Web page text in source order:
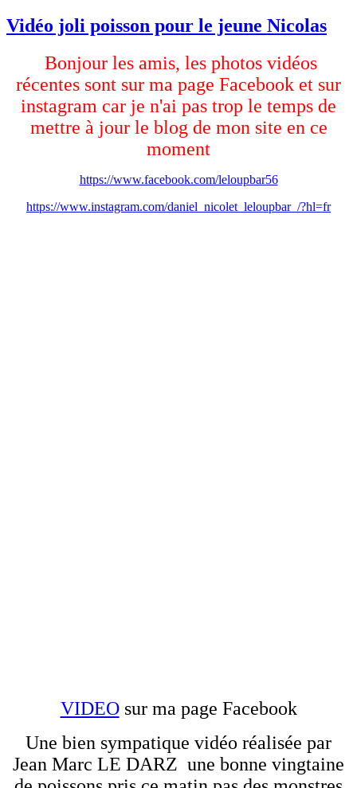
Vidéo joli poisson pour le jeune Nicolas
Bonjour les amis, les photos vidéos
récentes sont sur ma page Facebook et sur
instagram car je n'ai pas trop le temps de
mettre à jour le blog de mon site en ce
moment
https://www.facebook.com/leloupbar56
https://www.instagram.com/daniel_nicolet_leloupbar_/?hl=fr
VIDEOsur ma page Facebook
Une bien sympatique vidéo réalisée par
Jean Marc LE DARZ une bonne vingtaine